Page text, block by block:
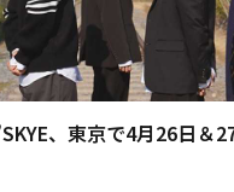
、東京で4月26日＆